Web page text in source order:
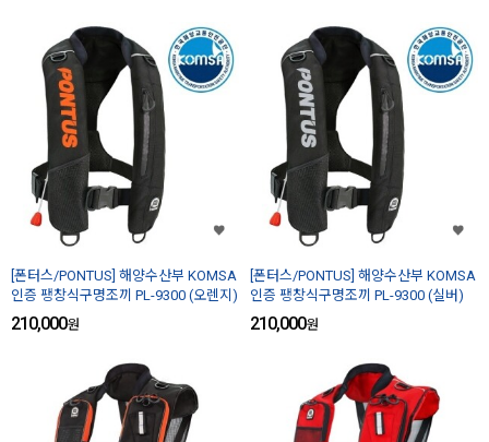
[폰터스/PONTUS] 해양수산부 KOMSA
인증 팽창식구명조끼 PL-9300 (오렌지)
210,000원
[폰터스/PONTUS] 해양수산부 KOMSA
인증 팽창식구명조끼 PL-9300 (실버)
210,000원